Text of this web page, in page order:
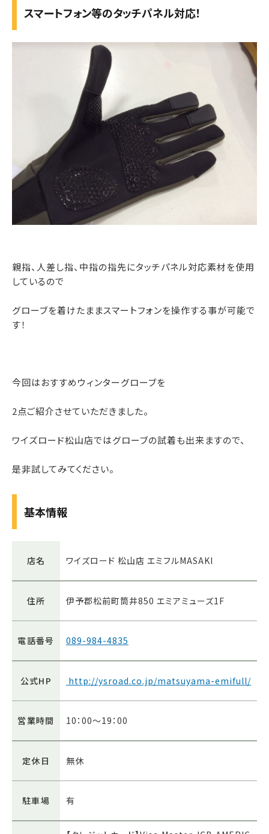
スマートフォン等のタッチパネル対応！
親指、人差し指、中指の指先にタッチパネル対応素材を使用
しているので
グローブを着けたままスマートフォンを操作する事が可能で
す！
今回はおすすめウィンターグローブを
2点ご紹介させていただきました。
ワイズロード松山店ではグローブの試着も出来ますので、
是非試してみてください。
基本情報
店名 ワイズロード 松山店 エミフルMASAKI
住所 伊予郡松前町筒井850 エミアミューズ1F
電話番号 089-984-4835
公式HP http://ysroad.co.jp/matsuyama-emifull/
営業時間 10：00～19：00
定休日 無休
駐車場 有